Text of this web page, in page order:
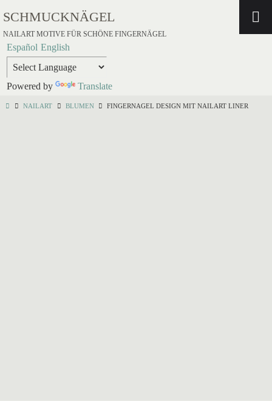
SCHMUCKNÄGEL
NAILART MOTIVE FÜR SCHÖNE FINGERNÄGEL
Español English
Powered by Translate
NAILART BLUMEN FINGERNAGEL DESIGN MIT NAILART LINER